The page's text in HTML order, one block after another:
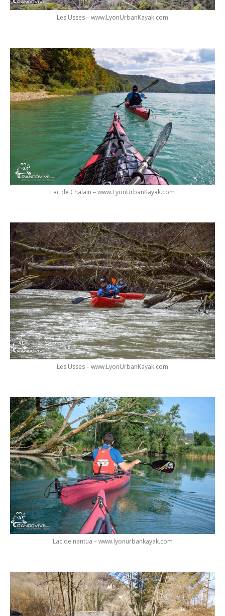
Les Usses – www.LyonUrbanKayak.com
Lac de Chalain – www.LyonUrbanKayak.com
Les Usses – www.LyonUrbanKayak.com
Lac de nantua – www.lyonurbankayak.com